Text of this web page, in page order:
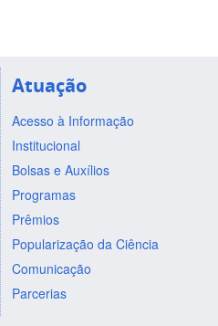
Atuação
Acesso à Informação
Institucional
Bolsas e Auxílios
Programas
Prêmios
Popularização da Ciência
Comunicação
Parcerias